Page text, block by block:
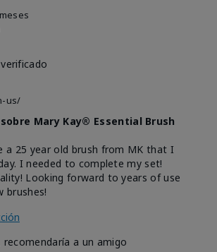
us/
Mary Kay® Essential Brush
a 25 year old brush from MK that I
I needed to complete my set!
Looking forward to years of use
brushes!
recomendaría a un amigo